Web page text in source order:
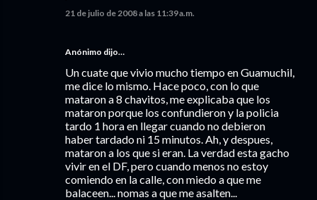
21 de julio de 2008 a las 11:39 a.m.
Anónimo dijo…
Un cuate que vivio mucho tiempo en Guamuchil,
me dice lo mismo. Hace poco, con lo que
mataron a 8 chavitos, me explicaba que los
mataron porque los confundieron y la policia
tardo 1 hora en llegar cuando no debieron
haber tardado ni 15 minutos. Ah, y despues,
mataron a los que si eran. La verdad esta gacho
vivir en el DF, pero cuando menos no estoy
comiendo en la calle, con miedo a que me
balaceen... nomas a que me asalten...